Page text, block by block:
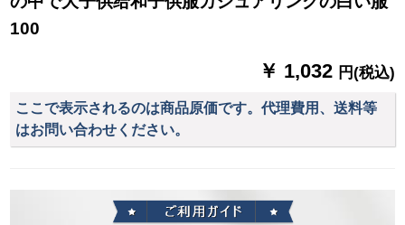
100
￥ 1,032 円(税込)
ここで表示されるのは商品原価です。代理費用、送料等
はお問い合わせください。